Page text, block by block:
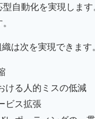
自動化を実現しま
は次を実現できます。
ける人的ミスの低減
ビス拡張